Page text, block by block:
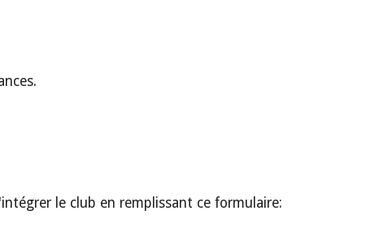
le club en remplissant ce formulaire: